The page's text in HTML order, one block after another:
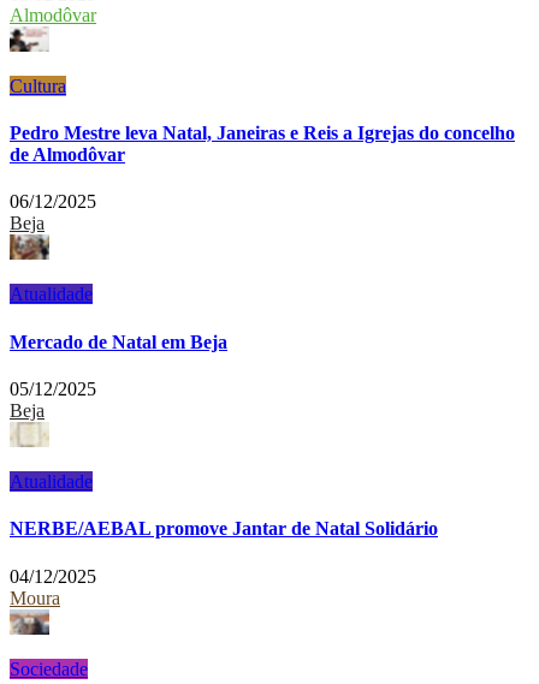
Almodôvar
Cultura
Pedro Mestre leva Natal, Janeiras e Reis a Igrejas do concelho
de Almodôvar
06/12/2025
Beja
Atualidade
Mercado de Natal em Beja
05/12/2025
Beja
Atualidade
NERBE/AEBAL promove Jantar de Natal Solidário
04/12/2025
Moura
Sociedade